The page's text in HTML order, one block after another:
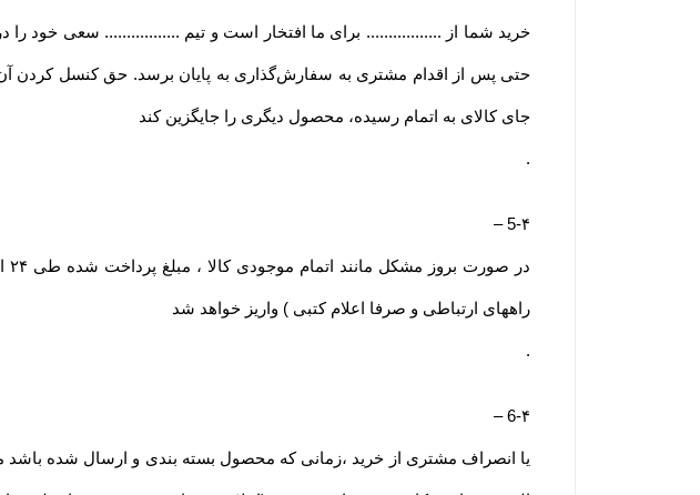
خرید شما از ................. برای ما افتخار است و تیم ................. سعی خود را
حتی پس از اقدام مشتری به سفارش‌‏گذاری به پایان برسد. حق کنسل کردن
جای کالای به اتمام رسیده، محصول دیگری را جایگزین کند
.
5-۴–
راههای ارتباطی و صرفا اعلام کتبی ) واریز خواهد شد
.
6-۴–